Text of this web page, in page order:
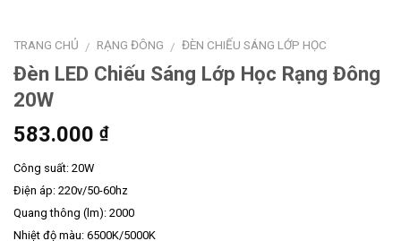
TRANG CHỦ / RẠNG ĐÔNG / ĐÈN CHIẾU SÁNG LỚP HỌC
Đèn LED Chiếu Sáng Lớp Học Rạng Đông
20W
583.000 ₫
Công suất: 20W
Điện áp: 220v/50-60hz
Quang thông (lm): 2000
Nhiệt độ màu: 6500K/5000K